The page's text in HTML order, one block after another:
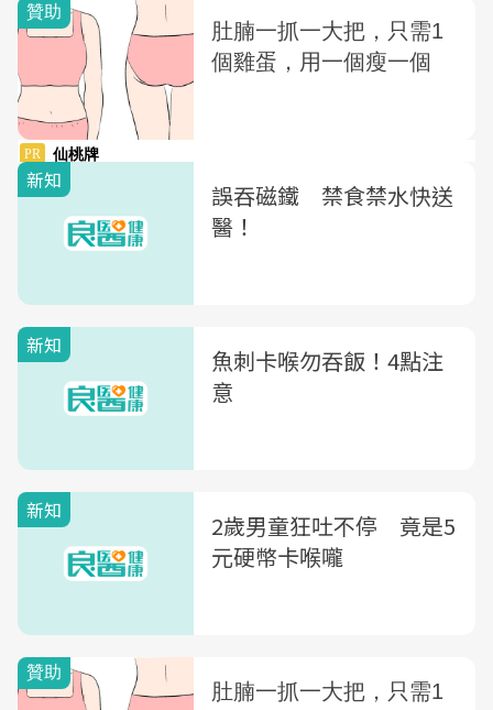
新知
誤吞磁鐵 禁食禁水快送
醫！
新知
魚刺卡喉勿吞飯！4點注
意
新知
2歲男童狂吐不停 竟是5
元硬幣卡喉嚨